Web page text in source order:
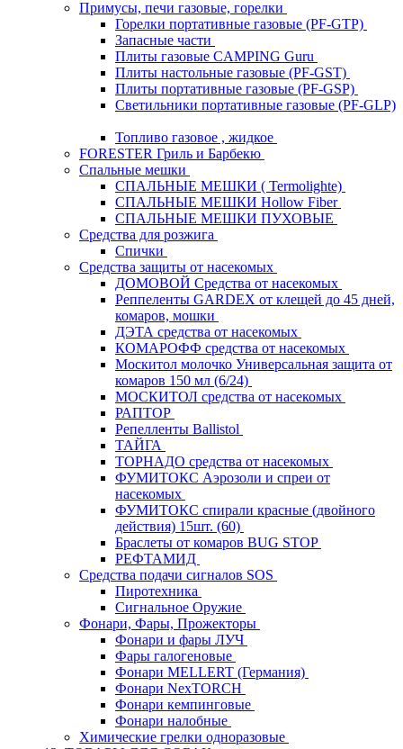
Примусы, печи газовые, горелки
Горелки портативные газовые (PF-GTP)
Запасные части
Плиты газовые CAMPING Guru
Плиты настольные газовые (PF-GST)
Плиты портативные газовые (PF-GSP)
Светильники портативные газовые (PF-GLP)
Топливо газовое , жидкое
FORESTER Гриль и Барбекю
Спальные мешки
СПАЛЬНЫЕ МЕШКИ ( Termolighte)
СПАЛЬНЫЕ МЕШКИ Hollow Fiber
СПАЛЬНЫЕ МЕШКИ ПУХОВЫЕ
Средства для розжига
Спички
Средства защиты от насекомых
ДОМОВОЙ Средства от насекомых
Реппеленты GARDEX от клещей до 45 дней,
комаров, мошки
ДЭТА средства от насекомых
КОМАРОФФ средства от насекомых
Москитол молочко Универсальная защита от
комаров 150 мл (6/24)
МОСКИТОЛ средства от насекомых
РАПТОР
Репелленты Ballistol
ТАЙГА
ТОРНАДО средства от насекомых
ФУМИТОКС Аэрозоли и спреи от
насекомых
ФУМИТОКС спирали красные (двойного
действия) 15шт. (60)
Браслеты от комаров BUG STOP
РЕФТАМИД
Средства подачи сигналов SOS
Пиротехника
Сигнальное Оружие
Фонари, Фары, Прожекторы
Фонари и фары ЛУЧ
Фары галогеновые
Фонари MELLERT (Германия)
Фонари NexTORCH
Фонари кемпинговые
Фонари налобные
Химические грелки одноразовые